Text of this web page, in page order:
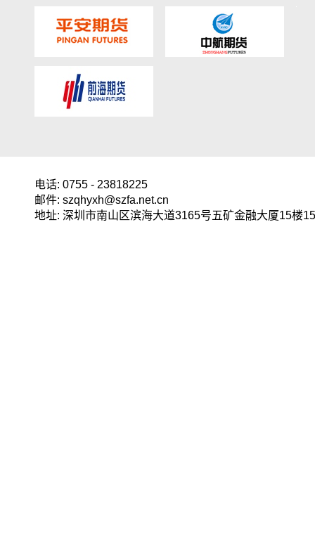
电话: 0755 - 23818225
邮件: szqhyxh@szfa.net.cn
地址: 深圳市南山区滨海大道3165号五矿金融大厦15楼